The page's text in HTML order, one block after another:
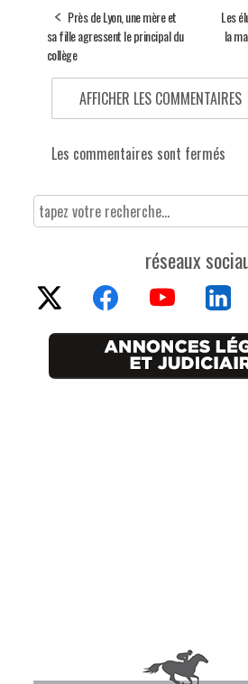
Près de Lyon, une mère et
sa fille agressent le principal du
collège
Les
la
AFFICHER LES COMMENTAIRES
Les commentaires sont fermés
réseaux